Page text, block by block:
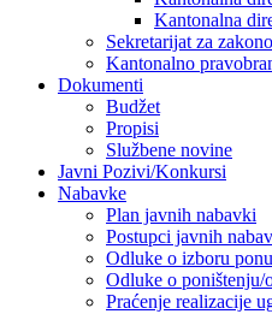
Kantonalna
Sekretarijat za
Kantonalno
Dokumenti
Budžet
Propisi
Službene novine
Javni Pozivi/Konkursi
Nabavke
Plan javnih nabavki
Postupci javnih
Odluke o izboru
Odluke o poništenju/
Praćenje realizacije